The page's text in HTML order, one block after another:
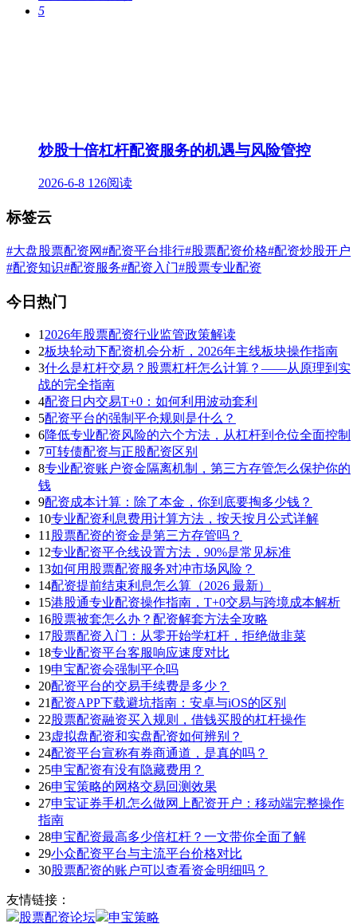
5
炒股十倍杠杆配资服务的机遇与风险管控
2026-6-8 126阅读
标签云
#大盘股票配资网#配资平台排行#股票配资价格#配资炒股开户
#配资知识#配资服务#配资入门#股票专业配资
今日热门
1 2026年股票配资行业监管政策解读
2板块轮动下配资机会分析，2026年主线板块操作指南
3什么是杠杆交易？股票杠杆怎么计算？——从原理到实
战的完全指南
4配资日内交易T+0：如何利用波动套利
5配资平台的强制平仓规则是什么？
6降低专业配资风险的六个方法，从杠杆到仓位全面控制
7可转债配资与正股配资区别
8专业配资账户资金隔离机制，第三方存管怎么保护你的
钱
9配资成本计算：除了本金，你到底要掏多少钱？
10专业配资利息费用计算方法，按天按月公式详解
11 股票配资的资金是第三方存管吗？
12专业配资平仓线设置方法，90%是常见标准
13如何用股票配资服务对冲市场风险？
14配资提前结束利息怎么算（2026 最新）
15港股通专业配资操作指南，T+0交易与跨境成本解析
16股票被套怎么办？配资解套方法全攻略
17股票配资入门：从零开始学杠杆，拒绝做韭菜
18专业配资平台客服响应速度对比
19申宝配资会强制平仓吗
20配资平台的交易手续费是多少？
21配资APP下载避坑指南：安卓与iOS的区别
22股票配资融资买入规则，借钱买股的杠杆操作
23虚拟盘配资和实盘配资如何辨别？
24配资平台宣称有券商通道，是真的吗？
25申宝配资有没有隐藏费用？
26申宝策略的网格交易回测效果
27申宝证券手机怎么做网上配资开户：移动端完整操作
指南
28申宝配资最高多少倍杠杆？一文带你全面了解
29小众配资平台与主流平台价格对比
30股票配资的账户可以查看资金明细吗？
友情链接：
股票配资论坛
申宝策略